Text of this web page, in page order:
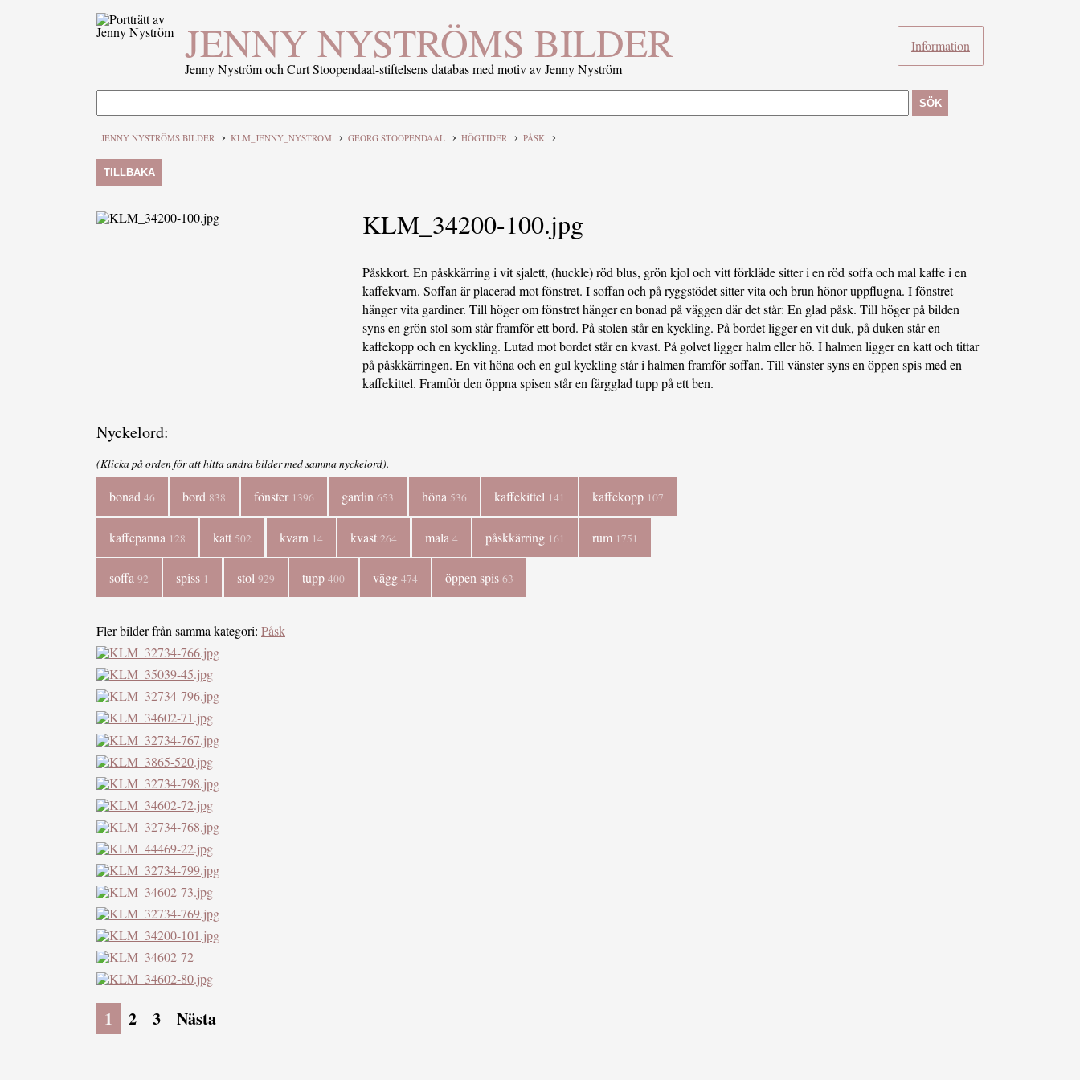
JENNY NYSTRÖMS BILDER
Jenny Nyström och Curt Stoopendaal-stiftelsens databas med motiv av Jenny Nyström
Information
SÖK
JENNY NYSTRÖMS BILDER › KLM_JENNY_NYSTROM › GEORG STOOPENDAAL › HÖGTIDER › PÅSK ›
TILLBAKA
KLM_34200-100.jpg
Påskkort. En påskkärring i vit sjalett, (huckle) röd blus, grön kjol och vitt förkläde sitter i en röd soffa och mal kaffe i en
kaffekvarn. Soffan är placerad mot fönstret. I soffan och på ryggstödet sitter vita och brun hönor uppflugna. I fönstret
hänger vita gardiner. Till höger om fönstret hänger en bonad på väggen där det står: En glad påsk. Till höger på bilden
syns en grön stol som står framför ett bord. På stolen står en kyckling. På bordet ligger en vit duk, på duken står en
kaffekopp och en kyckling. Lutad mot bordet står en kvast. På golvet ligger halm eller hö. I halmen ligger en katt och tittar
på påskkärringen. En vit höna och en gul kyckling står i halmen framför soffan. Till vänster syns en öppen spis med en
kaffekittel. Framför den öppna spisen står en färgglad tupp på ett ben.
Nyckelord:
(Klicka på orden för att hitta andra bilder med samma nyckelord).
bonad 46 bord 838 fönster 1396 gardin653 höna 536 kaffekittel 141 kaffekopp 107
kaffepanna 128 katt 502 kvarn 14 kvast 264 mala 4 påskkärring 161 rum 1751
soffa 92 spiss 1 stol 929 tupp400 vägg 474 öppen spis 63
Fler bilder från samma kategori: Påsk
1 2 3 Nästa